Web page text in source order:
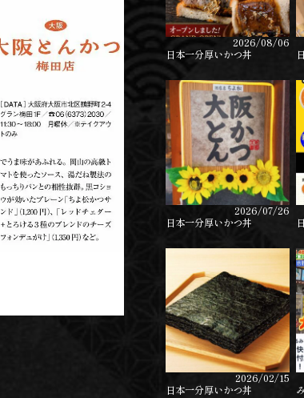
2026/08/06
日本一分厚いかつ丼
2026/07/26
日本一分厚いかつ丼
2026/02/15
日本一分厚いかつ丼